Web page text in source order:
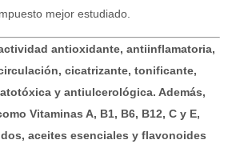
mejor estudiado.
antioxidante, antiinflamatoria,
cicatrizante, tonificante,
y antiulcerológica. Además,
Vitaminas A, B1, B6, B12, C y E,
aceites esenciales y flavonoides